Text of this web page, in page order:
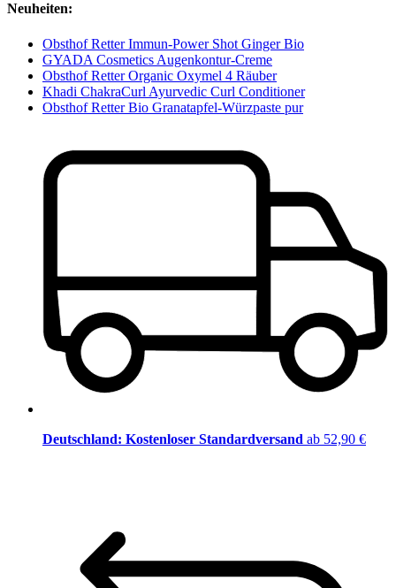
Neuheiten:
Obsthof Retter Immun-Power Shot Ginger Bio
GYADA Cosmetics Augenkontur-Creme
Obsthof Retter Organic Oxymel 4 Räuber
Khadi ChakraCurl Ayurvedic Curl Conditioner
Obsthof Retter Bio Granatapfel-Würzpaste pur
Deutschland: Kostenloser Standardversand ab 52,90 €